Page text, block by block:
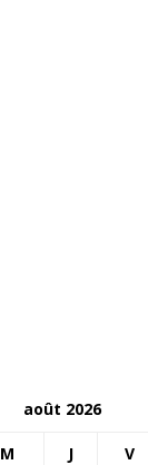
août 2026
M J V